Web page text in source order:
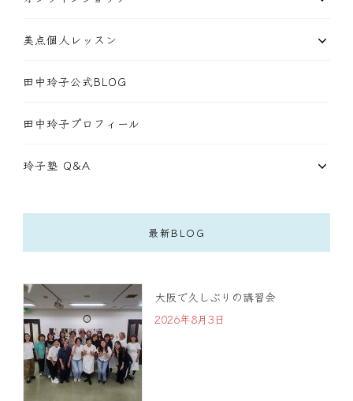
美点個人レッスン
田中玲子公式BLOG
田中玲子プロフィール
玲子塾 Q&A
最新BLOG
大阪で久しぶりの講習会
2026年8月3日